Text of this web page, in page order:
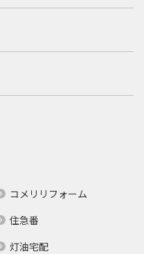
コメリリフォーム
住急番
灯油宅配